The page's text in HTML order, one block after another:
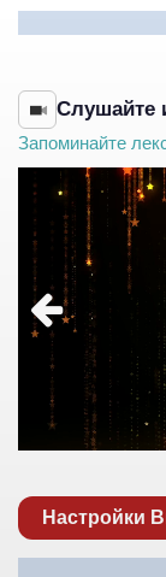
Слушайте
Запоминайте
Настройки